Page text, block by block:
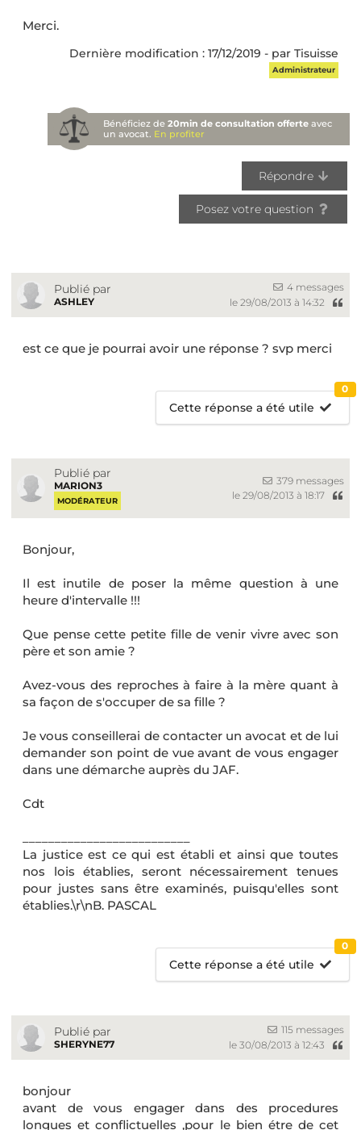
Merci.
Dernière modification : 17/12/2019 - par Tisuisse
Administrateur
Bénéficiez de20min de consultation offerte avec
un avocat. En profiter
Répondre
Posez votre question
Publié par
ASHLEY
4 messages
le 29/08/2013 à 14:32
est ce que je pourrai avoir une réponse ? svp merci
Cette réponse a été utile
0
Publié par
MARION3
MODÉRATEUR
379 messages
le 29/08/2013 à 18:17
Bonjour,
Il est inutile de poser la même question à une
heure d'intervalle !!!
Que pense cette petite fille de venir vivre avec son
père et son amie ?
Avez-vous des reproches à faire à la mère quant à
sa façon de s'occuper de sa fille ?
Je vous conseillerai de contacter un avocat et de lui
demander son point de vue avant de vous engager
dans une démarche auprès du JAF.
Cdt
La justice est ce qui est établi et ainsi que toutes
nos lois établies, seront nécessairement tenues
pour justes sans être examinés, puisqu'elles sont
établies.\r\nB. PASCAL
Cette réponse a été utile
0
Publié par
SHERYNE77
115 messages
le 30/08/2013 à 12:43
bonjour
avant de vous engager dans des procedures
longues et conflictuelles ,pour le bien étre de cet